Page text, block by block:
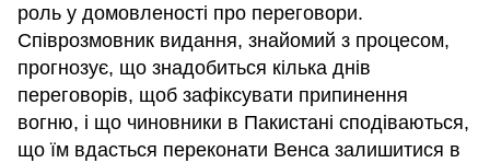
роль у домовленості про переговори.
Співрозмовник видання, знайомий з процесом,
прогнозує, що знадобиться кілька днів
переговорів, щоб зафіксувати припинення
вогню, і що чиновники в Пакистані сподіваються,
що їм вдасться переконати Венса залишитися в